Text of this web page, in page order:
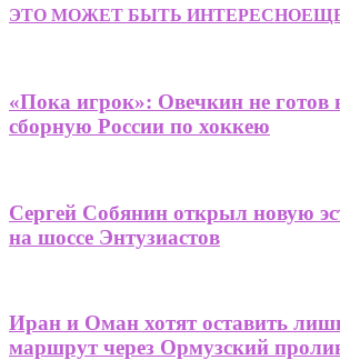
ЭТО МОЖЕТ БЫТЬ ИНТЕРЕСНО
«Пока игрок»: Овечкин не готов
сборную России по хоккею
Сергей Собянин открыл новую
на шоссе Энтузиастов
Иран и Оман хотят оставить
маршрут через Ормузский